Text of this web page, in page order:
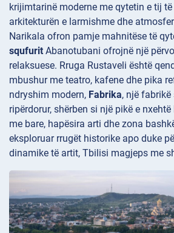
krijimtarinë moderne me qytetin e tij
arkitekturën e larmishme dhe
Narikala ofron pamje mahnitëse të
squfurit Abanotubani ofrojnë një
relaksuese. Rruga Rustaveli është
mbushur me teatro, kafene dhe pika
ndryshim modern, Fabrika, një
ripërdorur, shërben si një pikë e
me bare, hapësira arti dhe zona
eksploruar rrugët historike apo duke
dinamike të artit, Tbilisi magjeps me